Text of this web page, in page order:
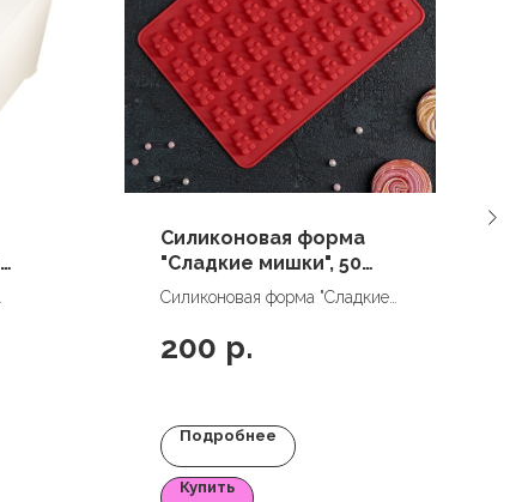
Силиконовая форма
"Сладкие мишки", 50
ячеек
Силиконовая форма "Сладкие
200 р.
Подробнее
Купить